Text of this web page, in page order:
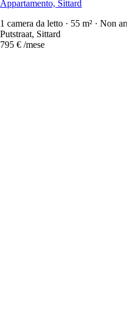
Appartamento, Sittard
1 camera da letto · 55 m² · Non
Putstraat, Sittard
795 € /mese